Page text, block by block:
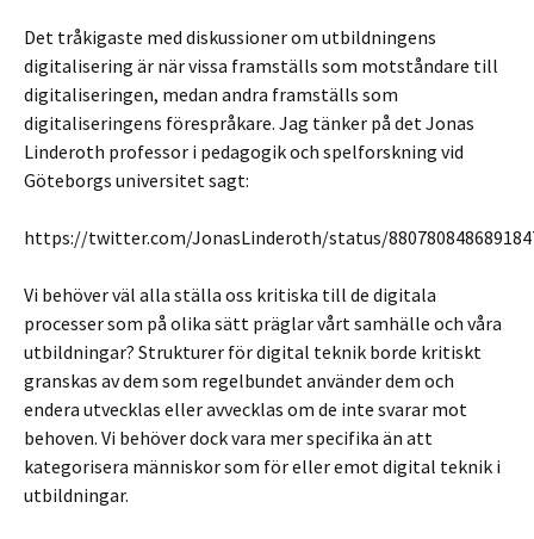
Det tråkigaste med diskussioner om utbildningens
digitalisering är när vissa framställs som motståndare till
digitaliseringen, medan andra framställs som
digitaliseringens förespråkare. Jag tänker på det Jonas
Linderoth professor i pedagogik och spelforskning vid
Göteborgs universitet sagt:
https://twitter.com/JonasLinderoth/status/
Vi behöver väl alla ställa oss kritiska till de digitala
processer som på olika sätt präglar vårt samhälle och våra
utbildningar? Strukturer för digital teknik borde kritiskt
granskas av dem som regelbundet använder dem och
endera utvecklas eller avvecklas om de inte svarar mot
behoven. Vi behöver dock vara mer specifika än att
kategorisera människor som för eller emot digital teknik i
utbildningar.